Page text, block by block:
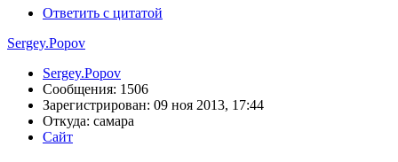
Ответить с цитатой
Sergey.Popov
Sergey.Popov
Сообщения: 1506
Зарегистрирован: 09 ноя 2013, 17:44
Откуда: самара
Сайт